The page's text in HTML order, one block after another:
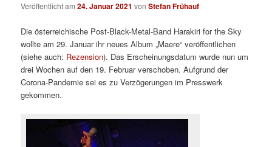
Veröffentlicht am24. Januar 2021 vonStefan Frühauf
Die österreichische Post-Black-Metal-Band Harakiri for the Sky
wollte am 29. Januar ihr neues Album „Maere“ veröffentlichen
(siehe auch: Rezension). Das Erscheinungsdatum wurde nun um
drei Wochen auf den 19. Februar verschoben. Aufgrund der
Corona-Pandemie sei es zu Verzögerungen im Presswerk
gekommen.